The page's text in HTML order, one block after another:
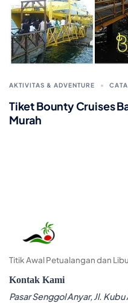
AKTIVITAS & ADVENTURE
Tiket Bounty Cruises
Murah
Titik Awal Petualangan dan
Kontak Kami
Pasar Senggol Anyar, Jl.